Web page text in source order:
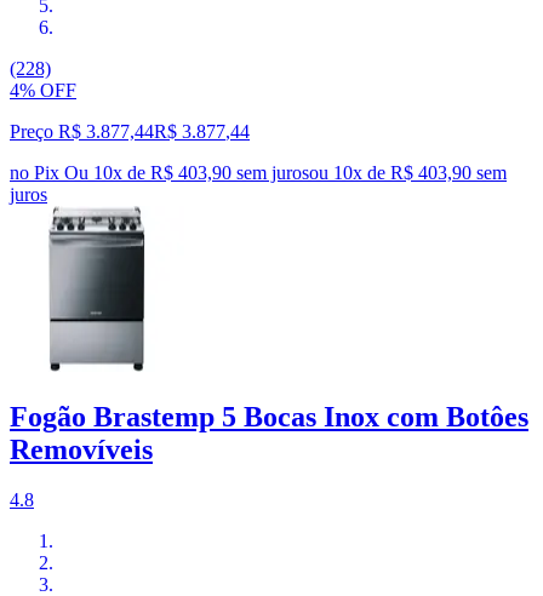
(228)
4% OFF
Preço R$ 3.877,44R$ 3.877,44
no Pix Ou 10x de R$ 403,90 sem jurosou 10x de R$ 403,90 sem
juros
Fogão Brastemp 5 Bocas Inox com Botôes
Removíveis
4.8